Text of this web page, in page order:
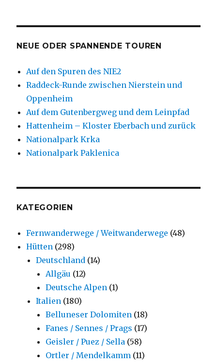
NEUE ODER SPANNENDE TOUREN
Auf den Spuren des NIE2
Raddeck-Runde zwischen Nierstein und
Oppenheim
Auf dem Gutenbergweg und dem Leinpfad
Hattenheim – Kloster Eberbach und zurück
Nationalpark Krka
Nationalpark Paklenica
KATEGORIEN
Fernwanderwege / Weitwanderwege (48)
Hütten (298)
Deutschland (14)
Allgäu (12)
Deutsche Alpen (1)
Italien (180)
Belluneser Dolomiten (18)
Fanes / Sennes / Prags (17)
Geisler / Puez / Sella (58)
Ortler / Mendelkamm (11)